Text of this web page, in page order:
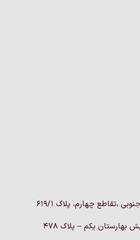
،تقاطع چهارم، پلاک 619/1
بهارستان یکم – پلاک ۴۷۸